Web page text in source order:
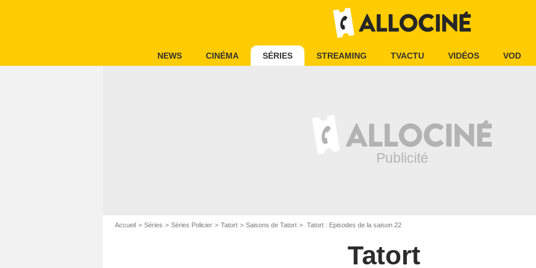
NEWS CINÉMA SÉRIES STREAMING TVACTU VIDÉOS VOD
Accueil Séries Séries Policier Tatort Saisons de Tatort Tatort : Episodes de la saison 22
Tatort